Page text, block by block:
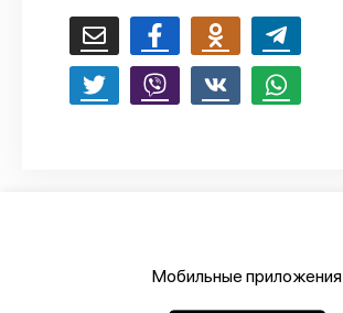
Мобильные приложения